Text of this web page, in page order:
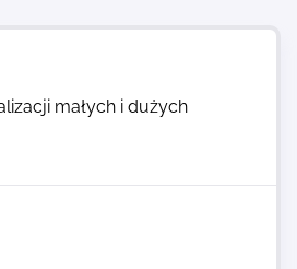
małych i dużych